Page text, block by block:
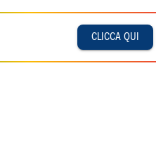
CLICCA QUI